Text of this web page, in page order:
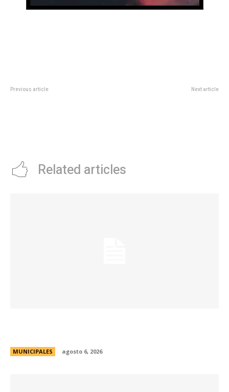
Previous article Next article
Related articles
MUNICIPALES agosto 6, 2026